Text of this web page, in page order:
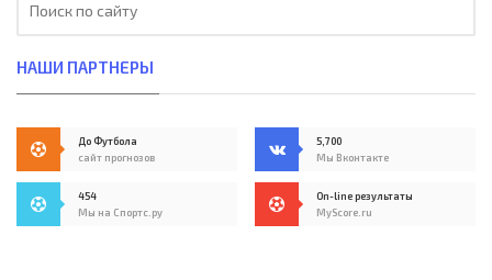
НАШИ ПАРТНЕРЫ
До Футбола
сайт прогнозов
5,700
Мы Вконтакте
454
Мы на Спортс.ру
On-line результаты
MyScore.ru